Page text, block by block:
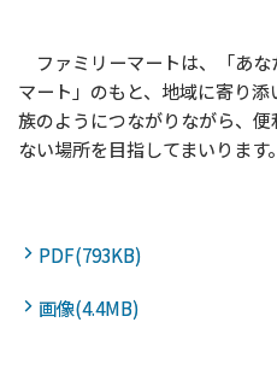
ファミリーマートは、「あな
マート」のもと、地域に寄り
族のようにつながりながら、
ない場所を目指してまいります。
PDF(793KB)
画像(4.4MB)